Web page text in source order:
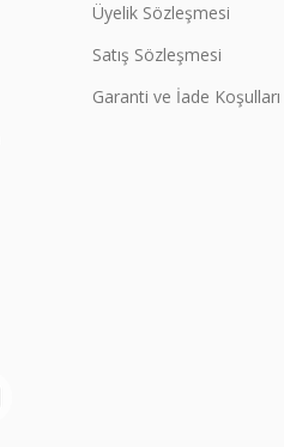
Üyelik Sözleşmesi
Satış Sözleşmesi
Garanti ve İade Koşulları